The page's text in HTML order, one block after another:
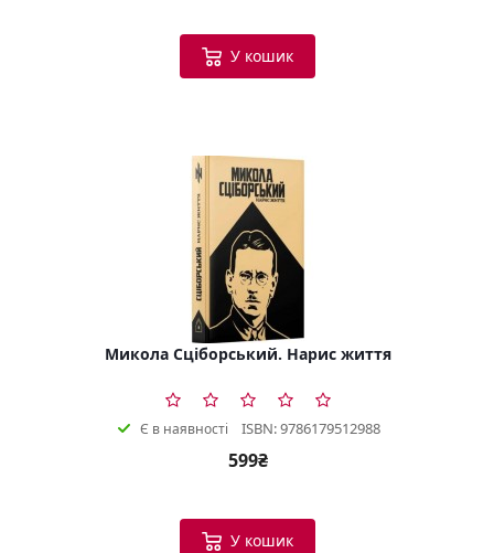
У кошик
Микола Сціборський. Нарис життя
Є в наявності ISBN: 9786179512988
599₴
У кошик